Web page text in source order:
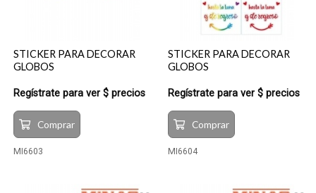
STICKER PARA DECORAR
GLOBOS
Regístrate para ver $ precios
Comprar
MI6603
STICKER PARA DECORAR
GLOBOS
Regístrate para ver $ precios
Comprar
MI6604